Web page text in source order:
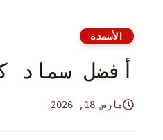
الأسمدة
أفضل سماد
مارس 18, 2026